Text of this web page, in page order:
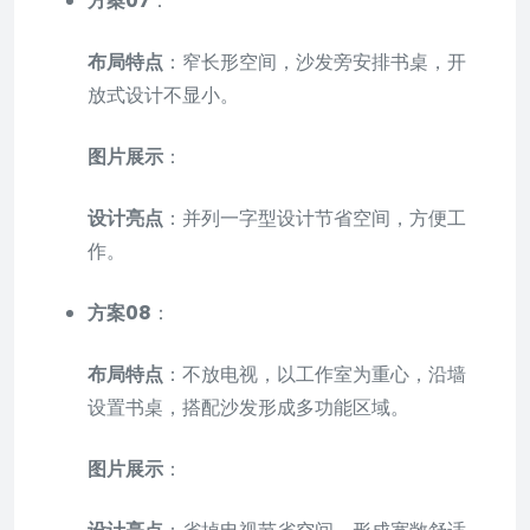
布局特点 ：窄长形空间，沙发旁安排书桌，开
放式设计不显小。
图片展示 ：
设计亮点 ：并列一字型设计节省空间，方便工
作。
方案08 ：
布局特点 ：不放电视，以工作室为重心，沿墙
设置书桌，搭配沙发形成多功能区域。
图片展示 ：